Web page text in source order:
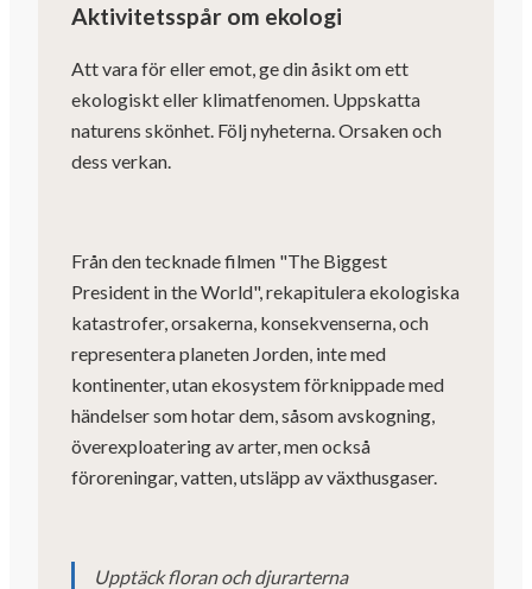
Aktivitetsspår om ekologi
Att vara för eller emot, ge din åsikt om ett
ekologiskt eller klimatfenomen. Uppskatta
naturens skönhet. Följ nyheterna. Orsaken och
dess verkan.
Från den tecknade filmen "The Biggest
President in the World", rekapitulera ekologiska
katastrofer, orsakerna, konsekvenserna, och
representera planeten Jorden, inte med
kontinenter, utan ekosystem förknippade med
händelser som hotar dem, såsom avskogning,
överexploatering av arter, men också
föroreningar, vatten, utsläpp av växthusgaser.
Upptäck floran och djurarterna